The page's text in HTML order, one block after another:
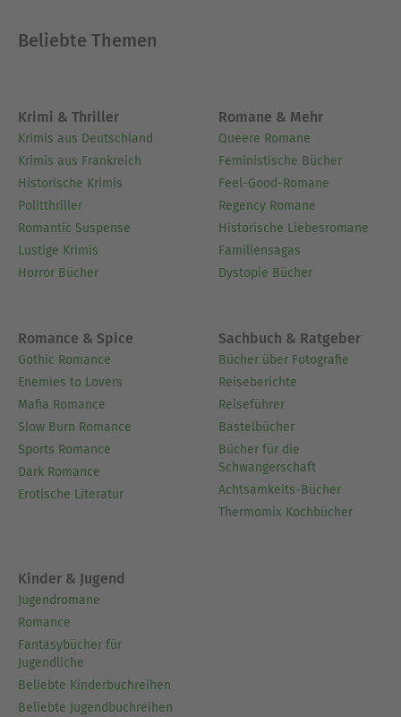
anders4.2 Was stimmt und was nicht?Fake News
doch extrem
leistungsfähigOrtungsdiensteProfilingCrowd-
Technologien4.4 Ihre Daten sind Ihre
DatenWearables4.5 Schöne heile Welt?Internet
immer und überallEpilog
Über Anton Ochsenkühn
Anton Ochsenkühn kümmert sich seit über 35
risikoarm der Geldvermehrung dient.
Aus der Praxis für die Praxis!
Ausblenden
Beliebte Themen
Krimi & Thriller
Krimis aus Deutschland
Krimis aus Frankreich
Historische Krimis
Politthriller
Romantic Suspense
Lustige Krimis
Horror Bücher
Romane & Mehr
Queere Romane
Feministische Bücher
Feel-Good-Romane
Regency Romane
Historische Liebesromane
Familiensagas
Dystopie Bücher
Romance & Spice
Gothic Romance
Enemies to Lovers
Mafia Romance
Slow Burn Romance
Sports Romance
Dark Romance
Erotische Literatur
Sachbuch & Ratgeber
Bücher über Fotografie
Reiseberichte
Reiseführer
Bastelbücher
Bücher für die
Schwangerschaft
Achtsamkeits-Bücher
Thermomix Kochbücher
Kinder & Jugend
Jugendromane
Romance
Fantasybücher für
Jugendliche
Beliebte Kinderbuchreihen
Beliebte Jugendbuchreihen